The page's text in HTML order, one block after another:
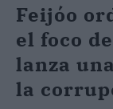
Feijóo
el foco
lanza
la